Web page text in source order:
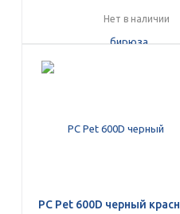
Нет в наличии
PC Pet 600D черный красн